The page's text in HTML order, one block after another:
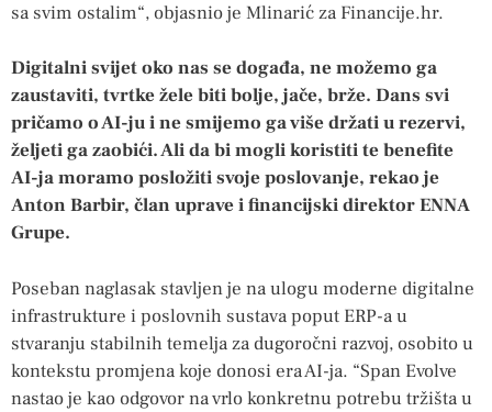
sa svim ostalim“, objasnio je Mlinarić za Financije.hr.
Digitalni svijet oko nas se događa, ne možemo ga
zaustaviti, tvrtke žele biti bolje, jače, brže. Dans svi
pričamo o AI-ju i ne smijemo ga više držati u rezervi,
željeti ga zaobići. Ali da bi mogli koristiti te benefite
AI-ja moramo posložiti svoje poslovanje, rekao je
Anton Barbir, član uprave i financijski direktor ENNA
Grupe.
Poseban naglasak stavljen je na ulogu moderne digitalne
infrastrukture i poslovnih sustava poput ERP-a u
stvaranju stabilnih temelja za dugoročni razvoj, osobito u
kontekstu promjena koje donosi era AI-ja. “Span Evolve
nastao je kao odgovor na vrlo konkretnu potrebu tržišta u